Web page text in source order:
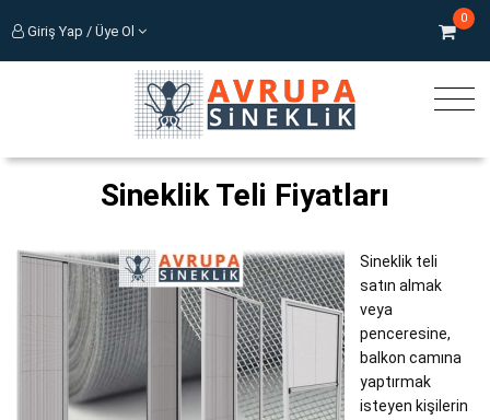
Giriş Yap / Üye Ol
0
Sineklik Teli Fiyatları
Sineklik teli
satın almak
veya
penceresine,
balkon camına
yaptırmak
isteyen kişilerin